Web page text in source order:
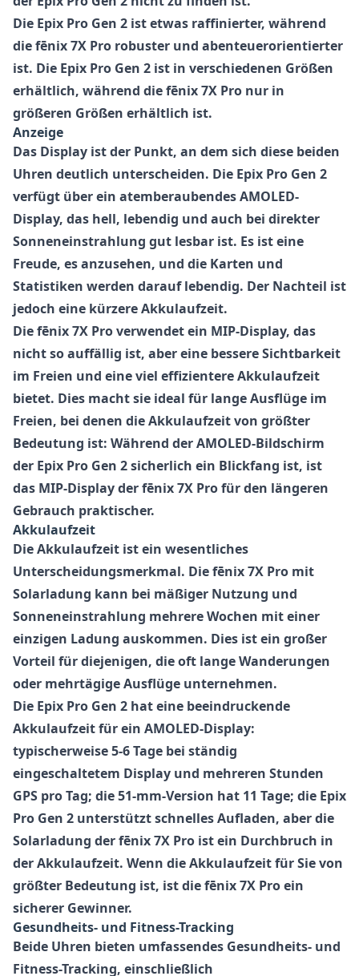
Die Epix Pro Gen 2 ist etwas raffinierter, während
die fēnix 7X Pro robuster und abenteuerorientierter
ist. Die Epix Pro Gen 2 ist in verschiedenen Größen
erhältlich, während die fēnix 7X Pro nur in
größeren Größen erhältlich ist.
Anzeige
Das Display ist der Punkt, an dem sich diese beiden
Uhren deutlich unterscheiden. Die Epix Pro Gen 2
verfügt über ein atemberaubendes AMOLED-
Display, das hell, lebendig und auch bei direkter
Sonneneinstrahlung gut lesbar ist. Es ist eine
Freude, es anzusehen, und die Karten und
Statistiken werden darauf lebendig. Der Nachteil ist
jedoch eine kürzere Akkulaufzeit.
Die fēnix 7X Pro verwendet ein MIP-Display, das
nicht so auffällig ist, aber eine bessere Sichtbarkeit
im Freien und eine viel effizientere Akkulaufzeit
bietet. Dies macht sie ideal für lange Ausflüge im
Freien, bei denen die Akkulaufzeit von größter
Bedeutung ist: Während der AMOLED-Bildschirm
der Epix Pro Gen 2 sicherlich ein Blickfang ist, ist
das MIP-Display der fēnix 7X Pro für den längeren
Gebrauch praktischer.
Akkulaufzeit
Die Akkulaufzeit ist ein wesentliches
Unterscheidungsmerkmal. Die fēnix 7X Pro mit
Solarladung kann bei mäßiger Nutzung und
Sonneneinstrahlung mehrere Wochen mit einer
einzigen Ladung auskommen. Dies ist ein großer
Vorteil für diejenigen, die oft lange Wanderungen
oder mehrtägige Ausflüge unternehmen.
Die Epix Pro Gen 2 hat eine beeindruckende
Akkulaufzeit für ein AMOLED-Display:
typischerweise 5-6 Tage bei ständig
eingeschaltetem Display und mehreren Stunden
GPS pro Tag; die 51-mm-Version hat 11 Tage; die Epix
Pro Gen 2 unterstützt schnelles Aufladen, aber die
Solarladung der fēnix 7X Pro ist ein Durchbruch in
der Akkulaufzeit. Wenn die Akkulaufzeit für Sie von
größter Bedeutung ist, ist die fēnix 7X Pro ein
sicherer Gewinner.
Gesundheits- und Fitness-Tracking
Beide Uhren bieten umfassendes Gesundheits- und
Fitness-Tracking, einschließlich